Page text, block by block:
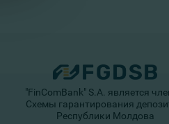
"FinComBank" S.A. является
Схемы гарантирования
Республики Молдова